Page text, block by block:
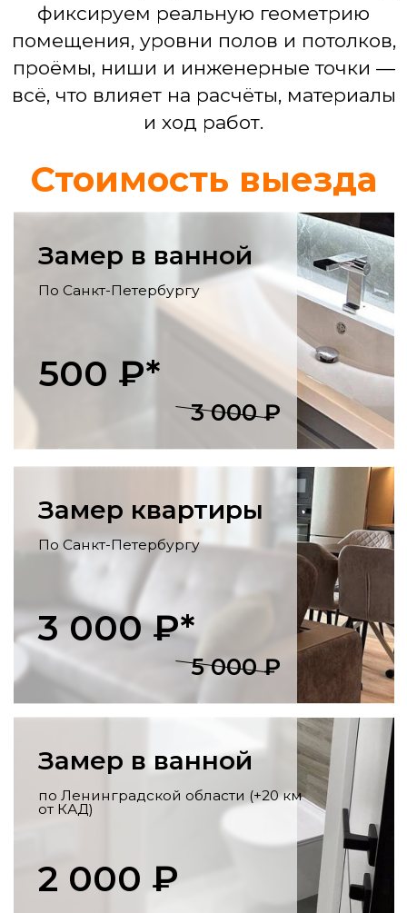
Ремонт кухни
укладка пола, электрика для
смесителя.
Ремонт гостинной
Выравнивание и декоративная
напольных покрытий, установка
Утепление балконов
освещения